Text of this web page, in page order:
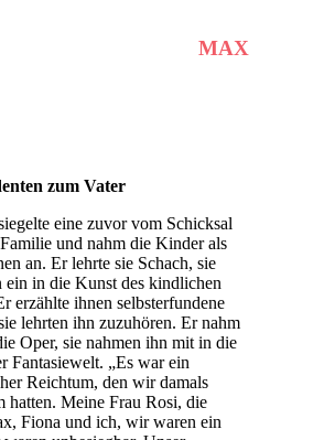
MAX
zum Vater
eine zuvor vom Schicksal
und nahm die Kinder als
an. Er lehrte sie Schach, sie
ein in die Kunst des kindlichen
erzählte ihnen selbsterfundene
lehrten ihn zuzuhören. Er nahm
Oper, sie nahmen ihn mit in die
Fantasiewelt. „Es war ein
Reichtum, den wir damals
hatten. Meine Frau Rosi, die
Fiona und ich, wir waren ein